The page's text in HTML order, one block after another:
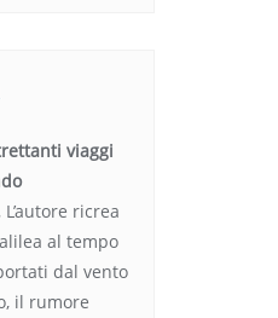
viaggi
L’autore ricrea
al tempo
dal vento
il rumore